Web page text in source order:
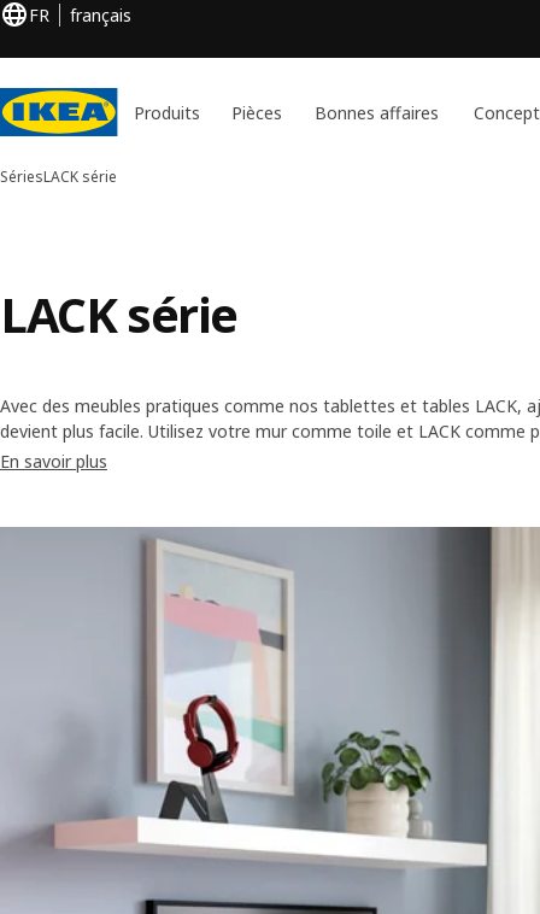
FR français
Produits Pièces Bonnes affaires
SériesLACK série
LACK série
Avec des meubles pratiques comme nos tablettes et tables LACK,
devient plus facile. Utilisez votre mur comme toile et LACK comme
dissimulées, vous avez une entière liberté. Peu importe votre
En savoir plus